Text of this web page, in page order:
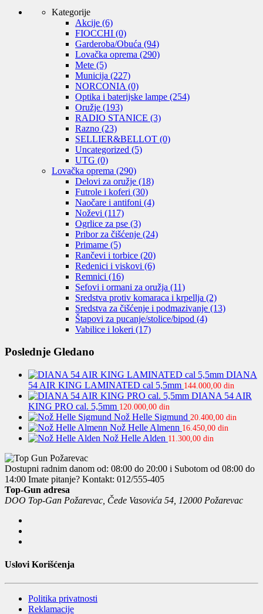
Kategorije
Akcije (6)
FIOCCHI (0)
Garderoba/Obuća (94)
Lovačka oprema (290)
Mete (5)
Municija (227)
NORCONIA (0)
Optika i baterijske lampe (254)
Oružje (193)
RADIO STANICE (3)
Razno (23)
SELLIER&BELLOT (0)
Uncategorized (5)
UTG (0)
Lovačka oprema (290)
Delovi za oružje (18)
Futrole i koferi (30)
Naočare i antifoni (4)
Noževi (117)
Ogrlice za pse (3)
Pribor za čišćenje (24)
Primame (5)
Rančevi i torbice (20)
Redenici i viskovi (6)
Remnici (16)
Sefovi i ormani za oružja (11)
Sredstva protiv komaraca i krpellja (2)
Sredstva za čišćenje i podmazivanje (13)
Štapovi za pucanje/stolice/bipod (4)
Vabilice i lokeri (17)
Poslednje Gledano
DIANA
54 AIR KING LAMINATED cal 5,5mm 144.000,00 din
DIANA 54 AIR
KING PRO cal. 5,5mm 120.000,00 din
Nož Helle Sigmund 20.400,00 din
Nož Helle Almenn 16.450,00 din
Nož Helle Alden 11.300,00 din
Dostupni radnim danom od: 08:00 do 20:00 i Subotom od 08:00 do
14:00 Imate pitanje? Kontakt: 012/555-405
Top-Gun adresa
DOO Top-Gan Požarevac, Čede Vasovića 54, 12000 Požarevac
Uslovi Korišćenja
Politika privatnosti
Reklamacije